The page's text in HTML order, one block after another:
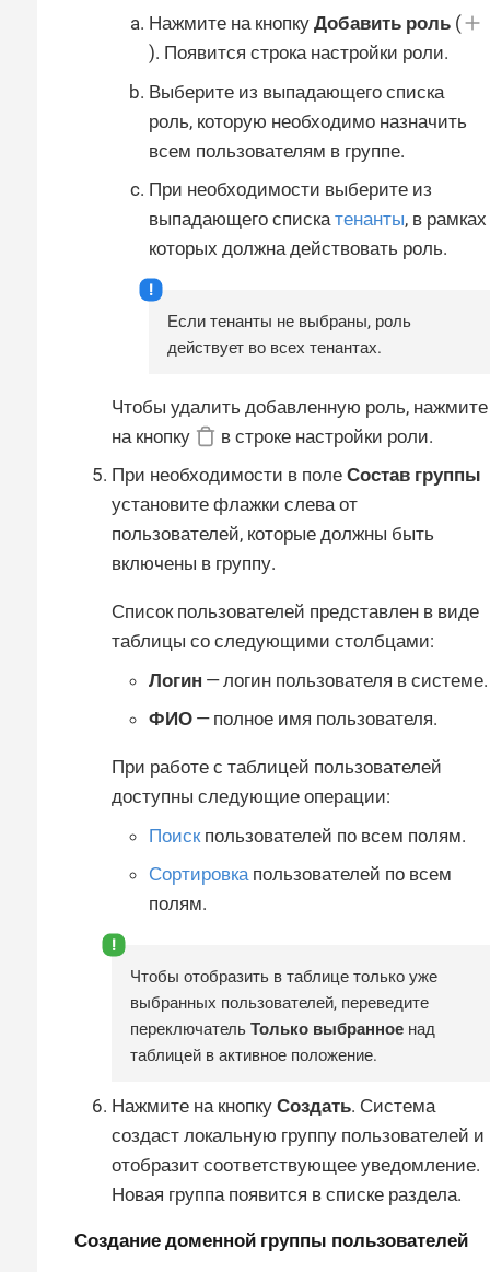
Нажмите на кнопку Добавить роль (
). Появится строка настройки роли.
Выберите из выпадающего списка
роль, которую необходимо назначить
всем пользователям в группе.
При необходимости выберите из
выпадающего спискатенанты, в рамках
которых должна действовать роль.
Если тенанты не выбраны, роль
действует во всех тенантах.
Чтобы удалить добавленную роль, нажмите
на кнопку
в строке настройки роли.
При необходимости в поле Состав группы
установите флажки слева от
пользователей, которые должны быть
включены в группу.
Список пользователей представлен в виде
таблицы со следующими столбцами:
Логин — логин пользователя в системе.
ФИО — полное имя пользователя.
При работе с таблицей пользователей
доступны следующие операции:
Поискпользователей по всем полям.
Сортировкапользователей по всем
полям.
Чтобы отобразить в таблице только уже
выбранных пользователей, переведите
переключатель Только выбранное над
таблицей в активное положение.
Нажмите на кнопку Создать. Система
создаст локальную группу пользователей и
отобразит соответствующее уведомление.
Новая группа появится в списке раздела.
Создание доменной группы пользователей